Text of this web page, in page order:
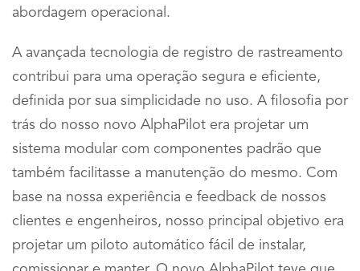
abordagem operacional.
A avançada tecnologia de registro de rastreamento
contribui para uma operação segura e eficiente,
definida por sua simplicidade no uso. A filosofia por
trás do nosso novo AlphaPilot era projetar um
sistema modular com componentes padrão que
também facilitasse a manutenção do mesmo. Com
base na nossa experiência e feedback de nossos
clientes e engenheiros, nosso principal objetivo era
projetar um piloto automático fácil de instalar,